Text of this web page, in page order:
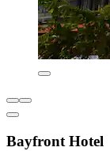
Bayfront Hotel